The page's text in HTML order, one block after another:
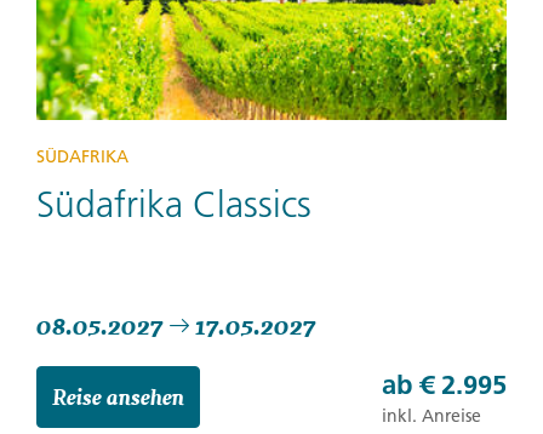
SÜDAFRIKA
Südafrika Classics
08.05.2027 17.05.2027
Reise ansehen ab € 2.995
inkl. Anreise